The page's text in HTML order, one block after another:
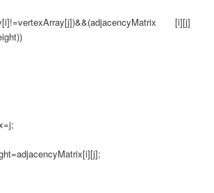
[i][j]